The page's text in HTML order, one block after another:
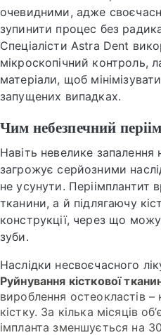
очевидними, адже
зупинити процес без
Спеціалісти Astra Dent
мікроскопічний контроль,
матеріали, щоб
запущених випадках.
Чим небезпечний
Навіть невелике запалення
загрожує серйозними
не усунути. Періімплантит
тканини, а й підлягаючу
конструкції, через що
зуби.
Наслідки несвоєчасного
Руйнування кісткової
вироблення остеокластів –
кістку. За кілька місяців
імпланта зменшується на